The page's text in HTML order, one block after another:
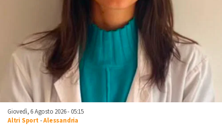
Giovedì, 6 Agosto 2026 - 05:15
Altri Sport -Alessandria